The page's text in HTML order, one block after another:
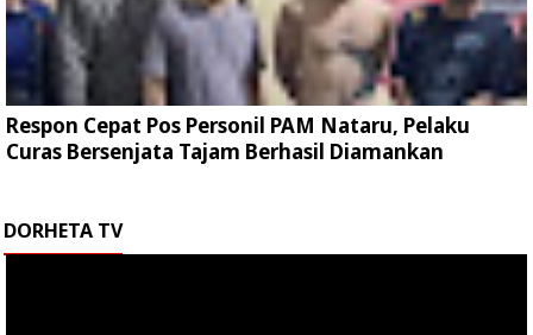
Respon Cepat Pos Personil PAM Nataru, Pelaku
Curas Bersenjata Tajam Berhasil Diamankan
DORHETA TV